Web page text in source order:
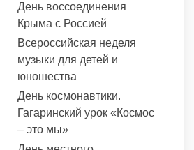
День воссоединения
Крыма с Россией
Всероссийская неделя
музыки для детей и
юношества
День космонавтики.
Гагаринский урок «Космос
– это мы»